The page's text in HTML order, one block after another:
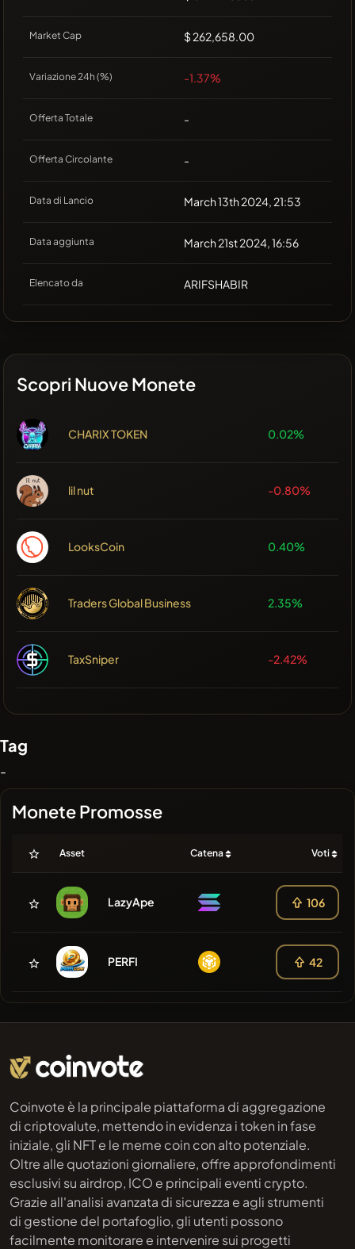
Market Cap $ 262,658.00
Variazione 24h (%) -1.37%
Offerta Totale -
Offerta Circolante -
Data di Lancio March 13th 2024, 21:53
Data aggiunta March 21st 2024, 16:56
Elencato da ARIFSHABIR
Scopri Nuove Monete
CHARIX TOKEN 0.02%
lil nut -0.80%
LooksCoin 0.40%
Traders Global Business 2.35%
TaxSniper -2.42%
Tag
-
Monete Promosse
Asset Catena Voti
LazyApe 106
PERFI 42
Coinvote è la principale piattaforma di aggregazione
di criptovalute, mettendo in evidenza i token in fase
iniziale, gli NFT e le meme coin con alto potenziale.
Oltre alle quotazioni giornaliere, offre approfondimenti
esclusivi su airdrop, ICO e principali eventi crypto.
Grazie all'analisi avanzata di sicurezza e agli strumenti
di gestione del portafoglio, gli utenti possono
facilmente monitorare e intervenire sui progetti